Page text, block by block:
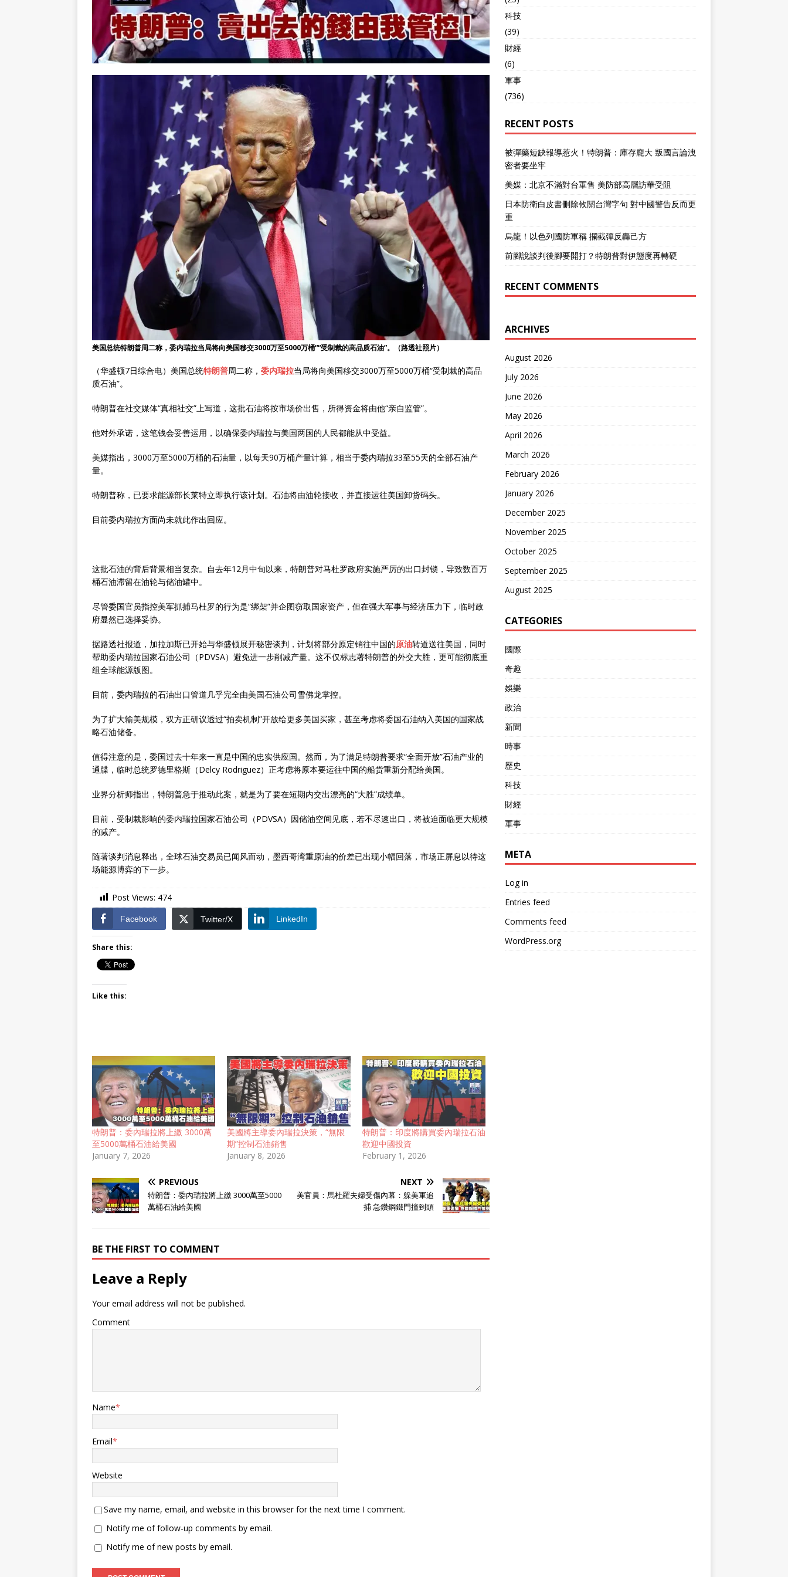
美国总统特朗普周二称，委内瑞拉当局将向美国移交3000万至5000万桶““受制裁的高品质石油”。（路透社照片）
（华盛顿7日综合电）美国总统特朗普周二称， 委内瑞拉当局将向美国移交3000万至5000万桶“受制裁的高品
质石油”。
特朗普在社交媒体“真相社交”上写道，这批石油将按市场价出售，所得资金将由他“亲自监管”。
他对外承诺，这笔钱会妥善运用，以确保委内瑞拉与美国两国的人民都能从中受益。
美媒指出，3000万至5000万桶的石油量，以每天90万桶产量计算，相当于委内瑞拉33至55天的全部石油产
量。
特朗普称，已要求能源部长莱特立即执行该计划。石油将由油轮接收，并直接运往美国卸货码头。
目前委内瑞拉方面尚未就此作出回应。
这批石油的背后背景相当复杂。自去年12月中旬以来，特朗普对马杜罗政府实施严厉的出口封锁，导致数百万
桶石油滞留在油轮与储油罐中。
尽管委国官员指控美军抓捕马杜罗的行为是“绑架”并企图窃取国家资产，但在强大军事与经济压力下，临时政
府显然已选择妥协。
据路透社报道，加拉加斯已开始与华盛顿展开秘密谈判，计划将部分原定销往中国的原油转道送往美国，同时
帮助委内瑞拉国家石油公司（PDVSA）避免进一步削减产量。这不仅标志著特朗普的外交大胜，更可能彻底重
组全球能源版图。
目前，委内瑞拉的石油出口管道几乎完全由美国石油公司雪佛龙掌控。
为了扩大输美规模，双方正研议透过“拍卖机制”开放给更多美国买家，甚至考虑将委国石油纳入美国的国家战
略石油储备。
值得注意的是，委国过去十年来一直是中国的忠实供应国。然而，为了满足特朗普要求“全面开放”石油产业的
通牒，临时总统罗德里格斯（Delcy Rodriguez）正考虑将原本要运往中国的船货重新分配给美国。
业界分析师指出，特朗普急于推动此案，就是为了要在短期内交出漂亮的“大胜”成绩单。
目前，受制裁影响的委内瑞拉国家石油公司（PDVSA）因储油空间见底，若不尽速出口，将被迫面临更大规模
的减产。
随著谈判消息释出，全球石油交易员已闻风而动，墨西哥湾重原油的价差已出现小幅回落，市场正屏息以待这
场能源博弈的下一步。
Post Views: 474
Facebook Twitter/X LinkedIn
Share this:
Like this:
特朗普：委內瑞拉將上繳 3000萬
至5000萬桶石油給美國
January 7, 2026
美國將主導委內瑞拉決策，“無限
期”控制石油銷售
January 8, 2026
特朗普：印度將購買委內瑞拉石油
歡迎中國投資
February 1, 2026
PREVIOUS
特朗普：委內瑞拉將上繳 3000萬至5000
萬桶石油給美國
NEXT
美官員：馬杜羅夫婦受傷內幕：躲美軍追
捕 急鑽鋼鐵門撞到頭
BE THE FIRST TO COMMENT
Leave a Reply
Your email address will not be published.
Comment
Name*
Email*
Website
Save my name, email, and website in this browser for the next time I comment.
Notify me of follow-up comments by email.
Notify me of new posts by email.
科技
(39)
財經
(6)
軍事
(736)
RECENT POSTS
被彈藥短缺報導惹火！特朗普：庫存龐大 叛國言論洩
密者要坐牢
美媒：北京不滿對台軍售 美防部高層訪華受阻
日本防衛白皮書刪除攸關台灣字句 對中國警告反而更
重
烏龍！以色列國防軍稱 攔截彈反轟己方
前腳說談判後腳要開打？特朗普對伊態度再轉硬
RECENT COMMENTS
ARCHIVES
August 2026
July 2026
June 2026
May 2026
April 2026
March 2026
February 2026
January 2026
December 2025
November 2025
October 2025
September 2025
August 2025
CATEGORIES
國際
奇趣
娛樂
政治
新聞
時事
歷史
科技
財經
軍事
META
Log in
Entries feed
Comments feed
WordPress.org